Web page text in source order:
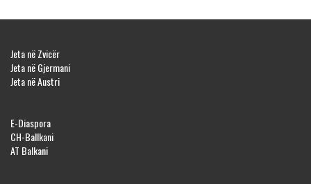
Jeta në Zvicër
Jeta në Gjermani
Jeta në Austri
E-Diaspora
CH-Ballkani
AT Balkani